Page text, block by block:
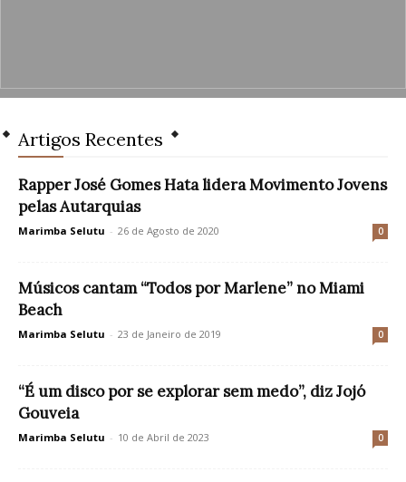
Artigos Recentes
Rapper José Gomes Hata lidera Movimento Jovens
pelas Autarquias
Marimba Selutu - 26 de Agosto de 2020 0
Músicos cantam “Todos por Marlene” no Miami
Beach
Marimba Selutu - 23 de Janeiro de 2019 0
“É um disco por se explorar sem medo”, diz Jojó
Gouveia
Marimba Selutu - 10 de Abril de 2023 0